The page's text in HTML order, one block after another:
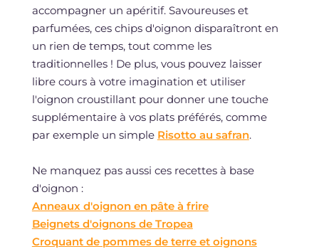
accompagner un apéritif. Savoureuses et
parfumées, ces chips d'oignon disparaîtront en
un rien de temps, tout comme les
traditionnelles ! De plus, vous pouvez laisser
libre cours à votre imagination et utiliser
l'oignon croustillant pour donner une touche
supplémentaire à vos plats préférés, comme
par exemple un simple Risotto au safran.
Ne manquez pas aussi ces recettes à base
d'oignon :
Anneaux d'oignon en pâte à frire
Beignets d'oignons de Tropea
Croquant de pommes de terre et oignons